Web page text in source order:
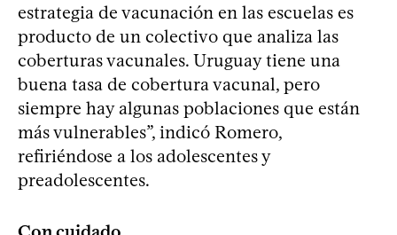
estrategia de vacunación en las escuelas es
producto de un colectivo que analiza las
coberturas vacunales. Uruguay tiene una
buena tasa de cobertura vacunal, pero
siempre hay algunas poblaciones que están
más vulnerables”, indicó Romero,
refiriéndose a los adolescentes y
preadolescentes.